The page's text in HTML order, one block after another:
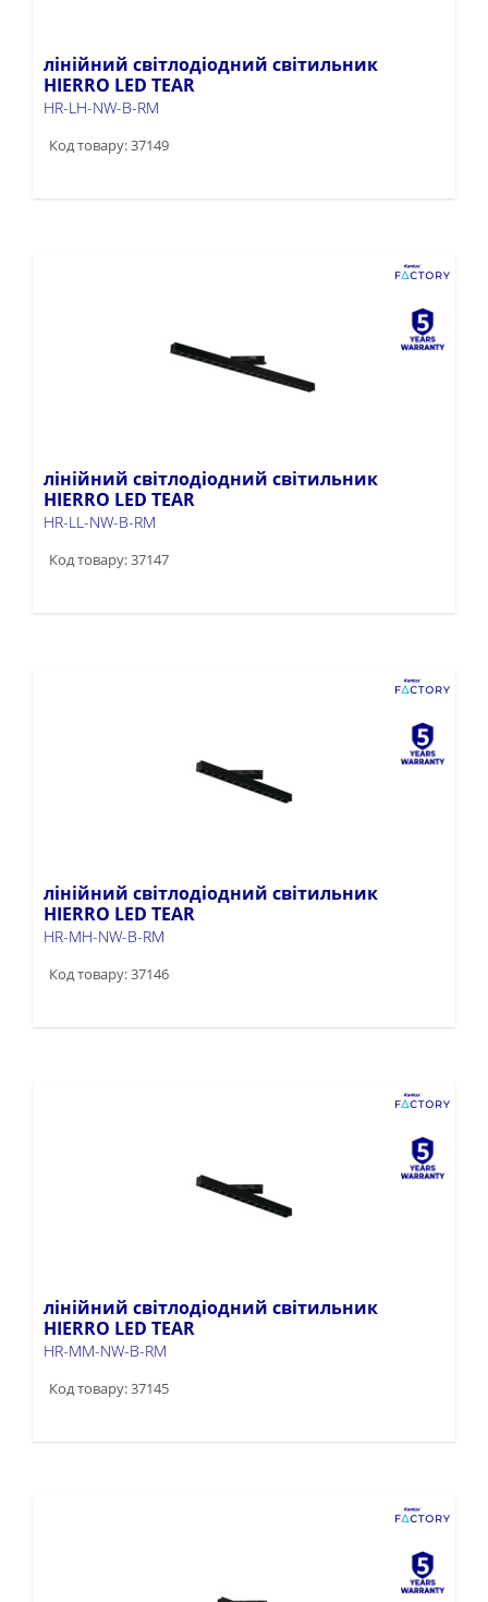
лінійний світлодіодний світильник
HIERRO LED TEAR
HR-LH-NW-B-RM
Код товару: 37149
лінійний світлодіодний світильник
HIERRO LED TEAR
HR-LL-NW-B-RM
Код товару: 37147
лінійний світлодіодний світильник
HIERRO LED TEAR
HR-MH-NW-B-RM
Код товару: 37146
лінійний світлодіодний світильник
HIERRO LED TEAR
HR-MM-NW-B-RM
Код товару: 37145